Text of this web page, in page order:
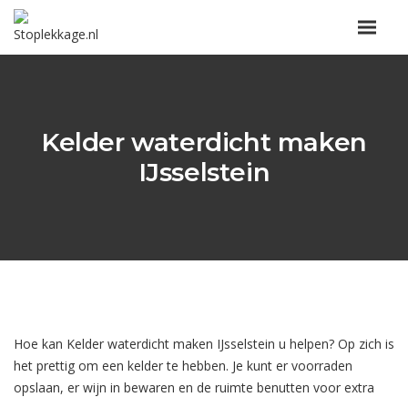
Kelder waterdicht maken
IJsselstein
Hoe kan Kelder waterdicht maken IJsselstein u helpen? Op zich is
het prettig om een kelder te hebben. Je kunt er voorraden
opslaan, er wijn in bewaren en de ruimte benutten voor extra